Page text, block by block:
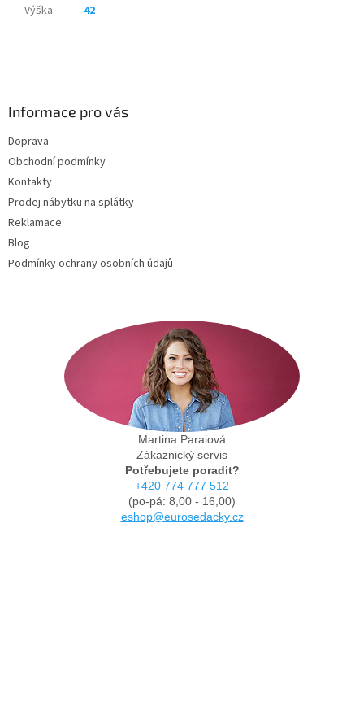
Výška: 42
Informace pro vás
Doprava
Obchodní podmínky
Kontakty
Prodej nábytku na splátky
Reklamace
Blog
Podmínky ochrany osobních údajů
Martina Paraiová
Zákaznický servis
Potřebujete poradit?
+420 774 777 512
(po-pá: 8,00 - 16,00)
eshop@eurosedacky.cz